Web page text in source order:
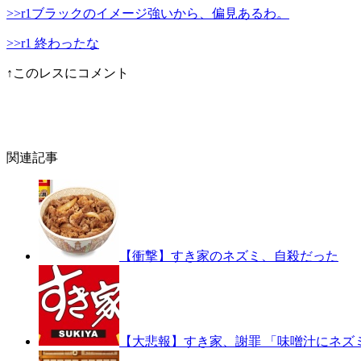
>>r1ブラックのイメージ強いから、偏見あるわ。
>>r1 終わったな
↑このレスにコメント
関連記事
【衝撃】すき家のネズミ、自殺だった
【大悲報】すき家、謝罪 「味噌汁にネズ